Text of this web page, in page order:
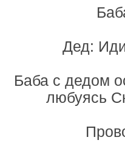
Дед:
Баба с дедом
любуясь